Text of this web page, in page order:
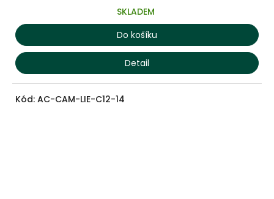
SKLADEM
Do košíku
Detail
Kód: AC-CAM-LIE-C12-14